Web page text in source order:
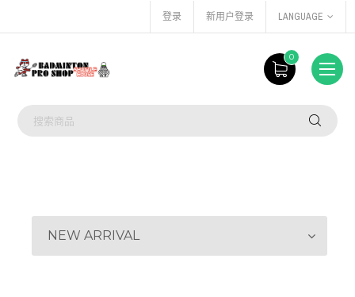
登录 新用户登录 LANGUAGE
0
NEW ARRIVAL